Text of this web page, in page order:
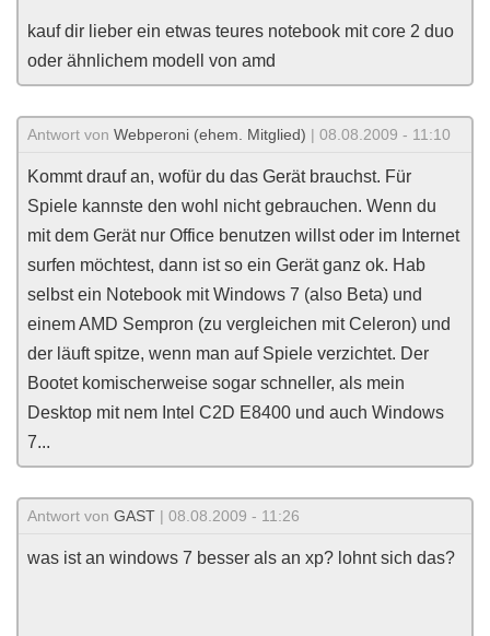
kauf dir lieber ein etwas teures notebook mit core 2 duo
oder ähnlichem modell von amd
Antwort von Webperoni (ehem. Mitglied) | 08.08.2009 - 11:10
Kommt drauf an, wofür du das Gerät brauchst. Für
Spiele kannste den wohl nicht gebrauchen. Wenn du
mit dem Gerät nur Office benutzen willst oder im Internet
surfen möchtest, dann ist so ein Gerät ganz ok. Hab
selbst ein Notebook mit Windows 7 (also Beta) und
einem AMD Sempron (zu vergleichen mit Celeron) und
der läuft spitze, wenn man auf Spiele verzichtet. Der
Bootet komischerweise sogar schneller, als mein
Desktop mit nem Intel C2D E8400 und auch Windows
7...
Antwort von GAST | 08.08.2009 - 11:26
was ist an windows 7 besser als an xp? lohnt sich das?